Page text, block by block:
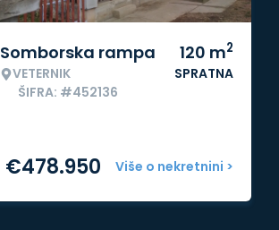
Somborska rampa
VETERNIK
ŠIFRA: #452136
120 m2
SPRATNA
Više o nekretnini >
€478.950